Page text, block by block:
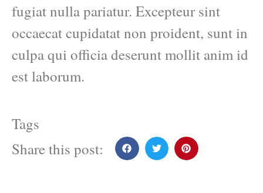
fugiat nulla pariatur. Excepteur sint
occaecat cupidatat non proident, sunt in
culpa qui officia deserunt mollit anim id
est laborum.
Tags
Share this post: